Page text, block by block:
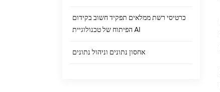
כרטיסי רשת ממלאים תפקיד חשוב בקידום
הפיתוח של טכנולוגיית AI
אחסון נתונים וניהול נתונים